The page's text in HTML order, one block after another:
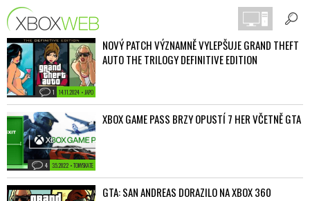
14.11.2024 • JAPO
1
NOVÝ PATCH VÝZNAMNĚ VYLEPŠUJE GRAND THEFT
AUTO THE TRILOGY DEFINITIVE EDITION
3.5.2022 • TONYSKATE
4
XBOX GAME PASS BRZY OPUSTÍ 7 HER VČETNĚ GTA
GTA: SAN ANDREAS DORAZILO NA XBOX 360